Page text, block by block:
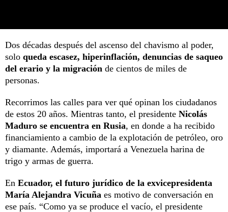
Dos décadas después del ascenso del chavismo al poder,
solo queda escasez, hiperinflación, denuncias de saqueo
del erario y la migración de cientos de miles de
personas.
Recorrimos las calles para ver qué opinan los ciudadanos
de estos 20 años. Mientras tanto, el presidente Nicolás
Maduro se encuentra en Rusia, en donde a ha recibido
financiamiento a cambio de la explotación de petróleo, oro
y diamante. Además, importará a Venezuela harina de
trigo y armas de guerra.
En Ecuador, el futuro jurídico de la exvicepresidenta
María Alejandra Vicuña es motivo de conversación en
ese país. “Como ya se produce el vacío, el presidente